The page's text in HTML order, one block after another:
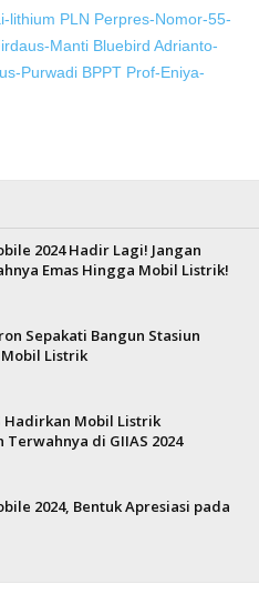
lithium PLN Perpres-Nomor-55-
Manti Bluebird Adrianto-
Purwadi BPPT Prof-Eniya-
2024 Hadir Lagi! Jangan
Emas Hingga Mobil Listrik!
Sepakati Bangun Stasiun
Listrik
Hadirkan Mobil Listrik
di GIIAS 2024
2024, Bentuk Apresiasi pada